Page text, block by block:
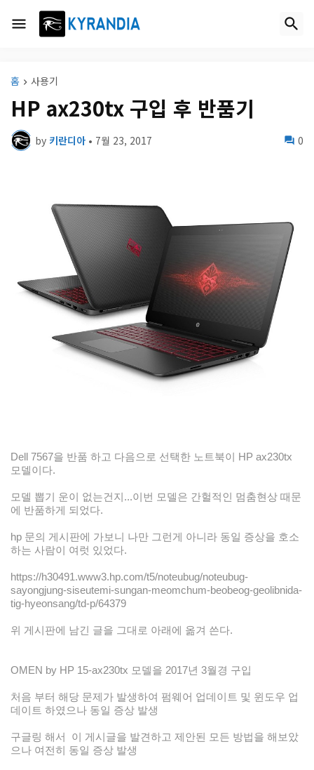
홈 사용기
HP ax230tx 구입 후 반품기
by 키란디아 • 7월 23, 2017 0
Dell 7567을 반품 하고 다음으로 선택한 노트북이 HP ax230tx
모델이다.
모델 뽑기 운이 없는건지...이번 모델은 간헐적인 멈춤현상 때문
에 반품하게 되었다.
hp 문의 게시판에 가보니 나만 그런게 아니라 동일 증상을 호소
하는 사람이 여럿 있었다.
https://h30491.www3.hp.com/t5/noteubug/noteubug-
sayongjung-siseutemi-sungan-meomchum-beobeog-geolibnida-
tig-hyeonsang/td-p/64379
위 게시판에 남긴 글을 그대로 아래에 옮겨 쓴다.
OMEN by HP 15-ax230tx 모델을 2017년 3월경 구입
처음 부터 해당 문제가 발생하여 펌웨어 업데이트 및 윈도우 업
데이트 하였으나 동일 증상 발생
구글링 해서 이 게시글을 발견하고 제안된 모든 방법을 해보았
으나 여전히 동일 증상 발생